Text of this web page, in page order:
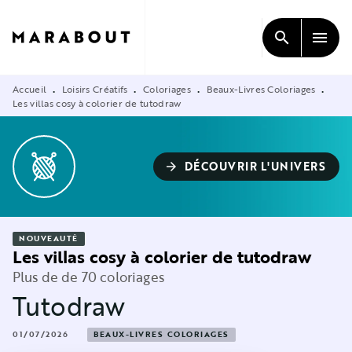
CONTENU
search menu
Accueil • Loisirs Créatifs • Coloriages • Beaux-Livres Coloriages •
Les villas cosy à colorier de tutodraw
arrow_forward DÉCOUVRIR L'UNIVERS
NOUVEAUTÉ
Les villas cosy à colorier de tutodraw
Plus de de 70 coloriages
Tutodraw
01/07/2026 BEAUX-LIVRES COLORIAGES